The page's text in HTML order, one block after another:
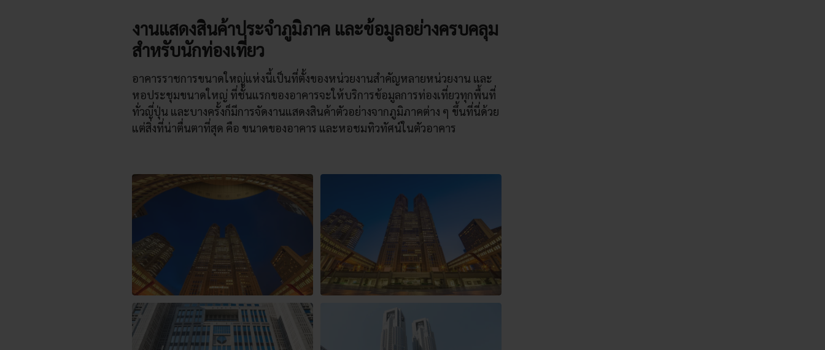
งานแสดงสินค้าประจำภูมิภาค และข้อมูลอย่างครบคลุม
สำหรับนักท่องเที่ยว
อาคารราชการขนาดใหญ่แห่งนี้เป็นที่ตั้งของหน่วยงานสำคัญหลายหน่วยงาน และ
หอประชุมขนาดใหญ่ ที่ชั้นแรกของอาคารจะให้บริการข้อมูลการท่องเที่ยวทุกพื้นที่
ทั่วญี่ปุ่น และบางครั้งก็มีการจัดงานแสดงสินค้าตัวอย่างจากภูมิภาคต่าง ๆ ขึ้นที่นี่ด้วย
แต่สิ่งที่น่าตื่นตาที่สุด คือ ขนาดของอาคาร และหอชมทิวทัศน์ในตัวอาคาร